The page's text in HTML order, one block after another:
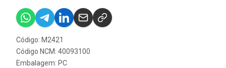
Código: M2421
Código NCM: 40093100
Embalagem: PC